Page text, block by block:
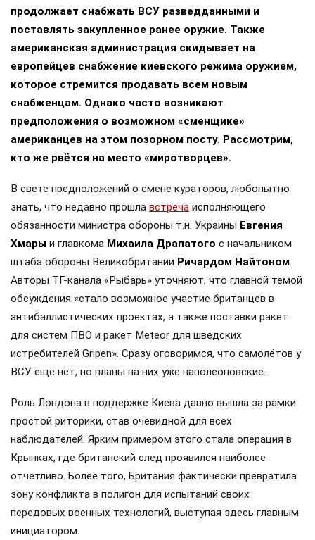
продолжает снабжать ВСУ разведданными и
поставлять закупленное ранее оружие. Также
американская администрация скидывает на
европейцев снабжение киевского режима оружием,
которое стремится продавать всем новым
снабженцам. Однако часто возникают
предположения о возможном «сменщике»
американцев на этом позорном посту. Рассмотрим,
кто же рвётся на место «миротворцев».
В свете предположений о смене кураторов, любопытно
знать, что недавно прошла встреча исполняющего
обязанности министра обороны т.н. Украины Евгения
Хмары и главкома Михаила Драпатого с начальником
штаба обороны Великобритании Ричардом Найтоном.
Авторы ТГ-канала «Рыбарь» уточняют, что главной темой
обсуждения «стало возможное участие британцев в
антибаллистических проектах, а также поставки ракет
для систем ПВО и ракет Meteor для шведских
истребителей Gripen». Сразу оговоримся, что самолётов у
ВСУ ещё нет, но планы на них уже наполеоновские.
Роль Лондона в поддержке Киева давно вышла за рамки
простой риторики, став очевидной для всех
наблюдателей. Ярким примером этого стала операция в
Крынках, где британский след проявился наиболее
отчетливо. Более того, Британия фактически превратила
зону конфликта в полигон для испытаний своих
передовых военных технологий, выступая здесь главным
инициатором.